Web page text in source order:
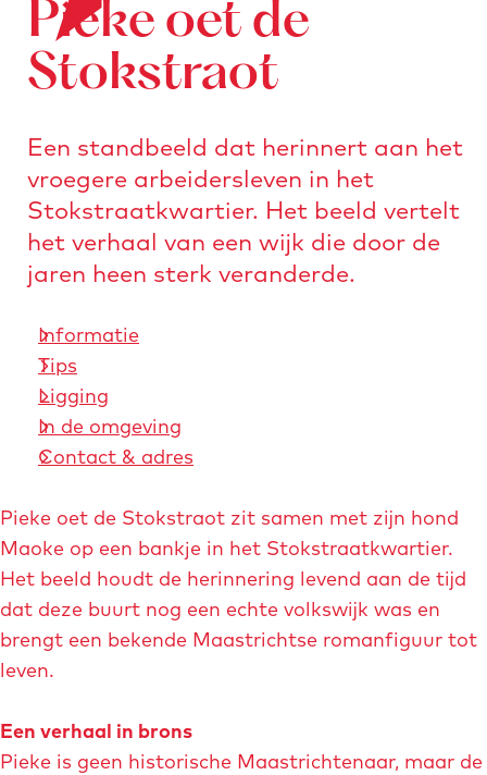
a
a
d
e
h
o
m
p
a
g
e
Pieke oet de
Stokstraot
Een standbeeld dat herinnert aan het
vroegere arbeidersleven in het
Stokstraatkwartier. Het beeld vertelt
het verhaal van een wijk die door de
jaren heen sterk veranderde.
o
s
r
e
n
Informatie
Tips
Ligging
In de omgeving
Contact & adres
Pieke oet de Stokstraot zit samen met zijn hond
Maoke op een bankje in het Stokstraatkwartier.
Het beeld houdt de herinnering levend aan de tijd
dat deze buurt nog een echte volkswijk was en
brengt een bekende Maastrichtse romanfiguur tot
leven.
Een verhaal in brons
Pieke is geen historische Maastrichtenaar, maar de